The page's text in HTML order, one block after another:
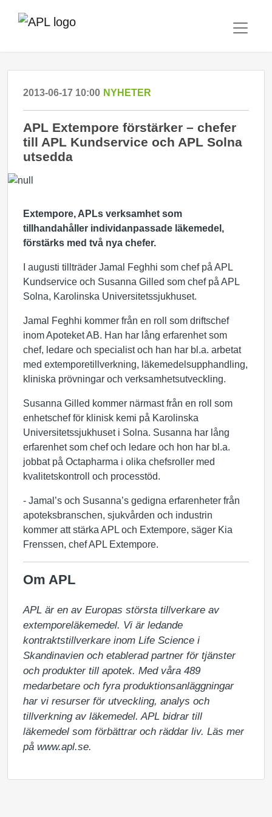
2013-06-17 10:00 NYHETER
APL Extempore förstärker – chefer
till APL Kundservice och APL Solna
utsedda
Extempore, APLs verksamhet som
tillhandahåller individanpassade läkemedel,
förstärks med två nya chefer.
I augusti tillträder Jamal Feghhi som chef på APL
Kundservice och Susanna Gilled som chef på APL
Solna, Karolinska Universitetssjukhuset.
Jamal Feghhi kommer från en roll som driftschef
inom Apoteket AB. Han har lång erfarenhet som
chef, ledare och specialist och han har bl.a. arbetat
med extemporetillverkning, läkemedelsupphandling,
kliniska prövningar och verksamhetsutveckling.
Susanna Gilled kommer närmast från en roll som
enhetschef för klinisk kemi på Karolinska
Universitetssjukhuset i Solna. Susanna har lång
erfarenhet som chef och ledare och hon har bl.a.
jobbat på Octapharma i olika chefsroller med
kvalitetskontroll och processtöd.
- Jamal’s och Susanna’s gedigna erfarenheter från
apoteksbranschen, sjukvården och industrin
kommer att stärka APL och Extempore, säger Kia
Frenssen, chef APL Extempore.
Om APL
APL är en av Europas största tillverkare av
extemporeläkemedel. Vi är ledande
kontraktstillverkare inom Life Science i
Skandinavien och etablerad partner för tjänster
och produkter till apotek. Med våra 489
medarbetare och fyra produktionsanläggningar
har vi resurser för utveckling, analys och
tillverkning av läkemedel. APL bidrar till
läkemedel som förbättrar och räddar liv. Läs mer
på www.apl.se.